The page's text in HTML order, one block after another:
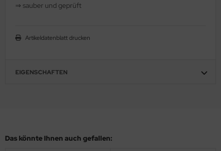
⇒ sauber und geprüft
Artikeldatenblatt drucken
EIGENSCHAFTEN
Das könnte Ihnen auch gefallen: